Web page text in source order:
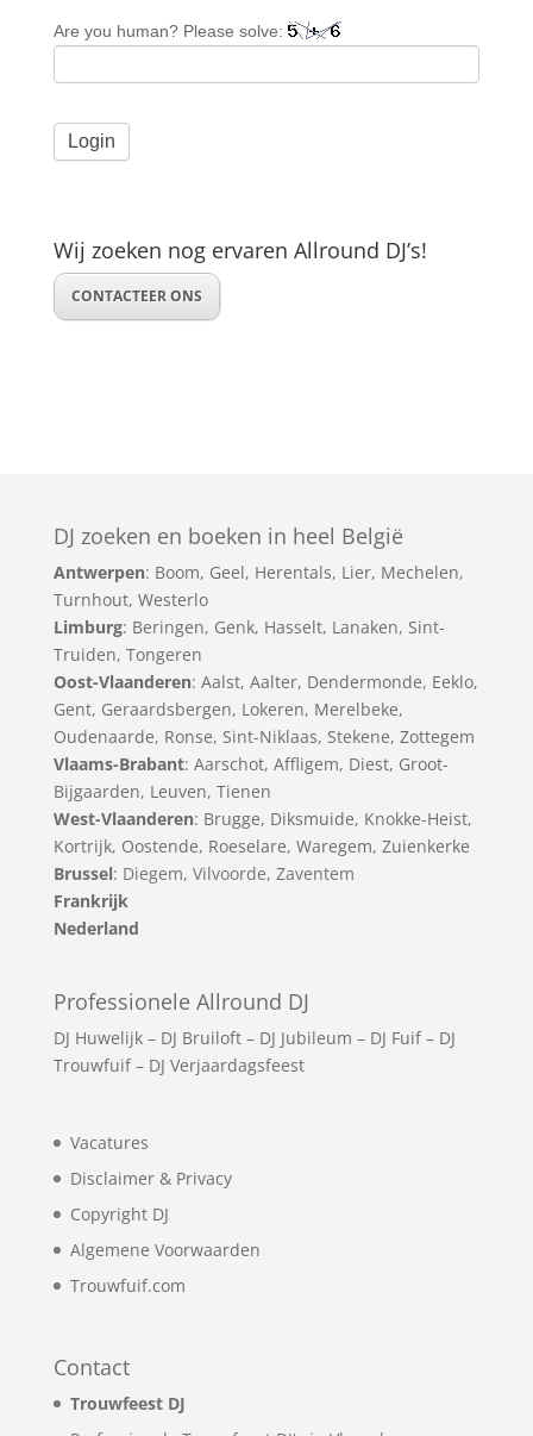
Are you human? Please solve:
Wij zoeken nog ervaren Allround DJ’s!
CONTACTEER ONS
DJ zoeken en boeken in heel België
Antwerpen: Boom, Geel, Herentals, Lier, Mechelen,
Turnhout, Westerlo
Limburg: Beringen, Genk, Hasselt, Lanaken, Sint-
Truiden, Tongeren
Oost-Vlaanderen: Aalst, Aalter, Dendermonde, Eeklo,
Gent, Geraardsbergen, Lokeren, Merelbeke,
Oudenaarde, Ronse, Sint-Niklaas, Stekene, Zottegem
Vlaams-Brabant: Aarschot, Affligem, Diest, Groot-
Bijgaarden, Leuven, Tienen
West-Vlaanderen: Brugge, Diksmuide, Knokke-Heist,
Kortrijk, Oostende, Roeselare, Waregem, Zuienkerke
Brussel: Diegem, Vilvoorde, Zaventem
Frankrijk
Nederland
Professionele Allround DJ
DJ Huwelijk– DJ Bruiloft– DJ Jubileum – DJ Fuif– DJ
Trouwfuif– DJ Verjaardagsfeest
Vacatures
Disclaimer & Privacy
Copyright DJ
Algemene Voorwaarden
Trouwfuif.com
Contact
Trouwfeest DJ